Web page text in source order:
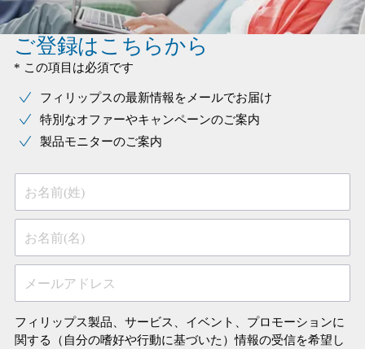
ご登録はこちらから
* この項目は必須です
フィリップスの最新情報をメールでお届け
特別なオファーやキャンペーンのご案内
製品モニターのご案内
お名前(姓)
お名前(名)
メールアドレス
フィリップス製品、サービス、イベント、プロモーションに
関する（自分の嗜好や行動に基づいた）情報の受信を希望し